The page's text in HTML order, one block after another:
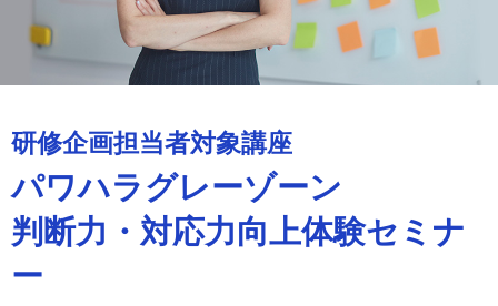
研修企画担当者対象講座
パワハラグレーゾーン
判断力・対応力向上体験セミナ
ー